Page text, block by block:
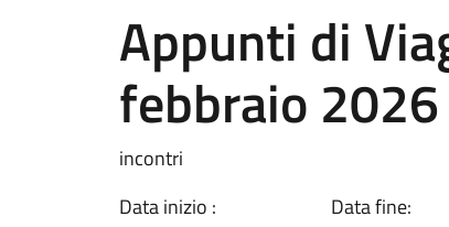
Appunti di
febbraio 2026
incontri
Data inizio :
Data fine: